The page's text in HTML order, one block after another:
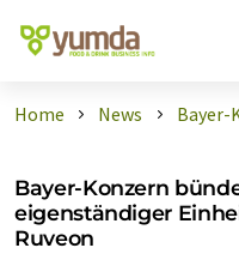
Home News Bayer-
Bayer-Konzern
eigenständiger
Ruveon